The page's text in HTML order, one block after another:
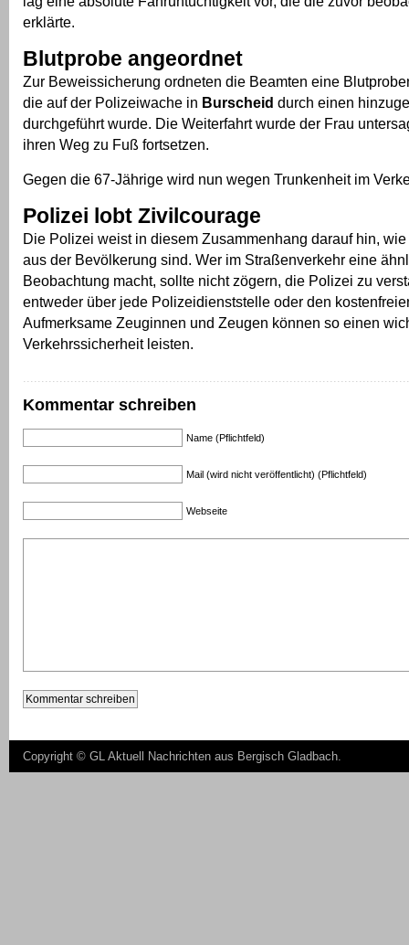
erklärte.
Blutprobe angeordnet
Zur Beweissicherung ordneten die Beamten eine
die auf der Polizeiwache in Burscheid durch einen
durchgeführt wurde. Die Weiterfahrt wurde der Frau
ihren Weg zu Fuß fortsetzen.
Gegen die 67-Jährige wird nun wegen Trunkenheit im
Polizei lobt Zivilcourage
Die Polizei weist in diesem Zusammenhang darauf hin,
aus der Bevölkerung sind. Wer im Straßenverkehr eine
Beobachtung macht, sollte nicht zögern, die Polizei zu
entweder über jede Polizeidienststelle oder den
Aufmerksame Zeuginnen und Zeugen können so einen
Verkehrssicherheit leisten.
Kommentar schreiben
Name (Pflichtfeld)
Mail (wird nicht veröffentlicht) (Pflichtfeld)
Webseite
Copyright © GL Aktuell Nachrichten aus Bergisch Gladbach